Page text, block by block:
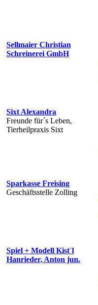
Sellmaier Christian
Schreinerei GmbH
Sixt Alexandra
Freunde für´s Leben,
Tierheilpraxis Sixt
Sparkasse Freising
Geschäftsstelle Zolling
Spiel + Modell Kist`l
Hanrieder, Anton jun.